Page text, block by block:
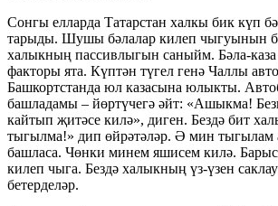
Сонгы елларда Татарстан халкы бик күп
тарыды. Шушы бәлалар килеп чыгуынын
халыкның пассивлыгын саныйм. Бәла-
факторы ята. Күптән түгел генә Чаллы
Башкортстанда юл казасына юлыкты.
башладамы – йөртүчегә әйт: «Ашыкма!
кайтып җитәсе килә», диген. Бездә бит
тыгылма!» дип өйрәтәләр. Ә мин тыгылам
башласа. Чөнки минем яшисем килә.
килеп чыга. Бездә халыкның үз-үзен
бетерделәр.